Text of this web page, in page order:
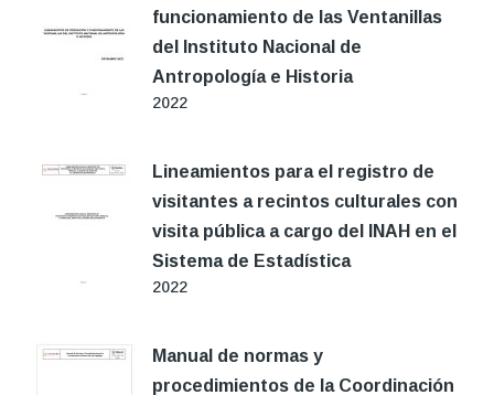
funcionamiento de las Ventanillas
del Instituto Nacional de
Antropología e Historia
2022
Lineamientos para el registro de
visitantes a recintos culturales con
visita pública a cargo del INAH en el
Sistema de Estadística
2022
Manual de normas y
procedimientos de la Coordinación